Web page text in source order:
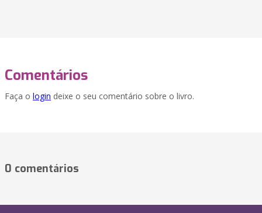
Comentários
Faça o login deixe o seu comentário sobre o livro.
0 comentários